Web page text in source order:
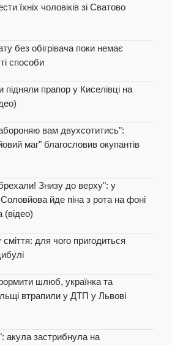
їхніх чоловіків зі Сватово
без обігрівача поки немає
способи
підняли прапор у Киселівці на
вам двухсотитись":
маг" благословив окупантів
Знизу до верху": у
йде піна з рота на фоні
(відео)
для чого пригодиться
шлюб, українка та
втрапили у ДТП у Львові
акула застрибнула на